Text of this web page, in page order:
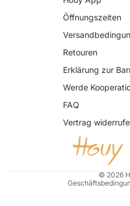
Öffnungszeiten
Retouren
Erklärung zur
Werde
FAQ
Vertrag
© 2026
Kontaktinformationen